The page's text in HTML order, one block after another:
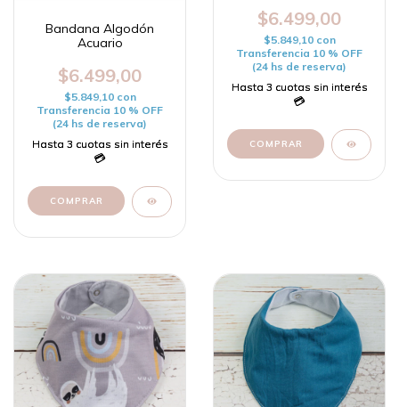
Bandana Algodón
Acuario
$6.499,00
$5.849,10 con
Transferencia 10 % OFF
(24 hs de reserva)
$6.499,00
$5.849,10 con
Transferencia 10 % OFF
(24 hs de reserva)